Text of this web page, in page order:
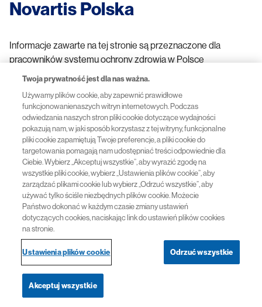
Novartis Polska
Informacje zawarte na tej stronie są przeznaczone dla
pracowników systemu ochrony zdrowia w Polsce
FA-11488641-1 07/2026
Przydatne linki
Polityka prywatności
Regulamin Serwisu
Twoja prywatność jest dla nas ważna.
Używamy plików cookie, aby zapewnić prawidłowe
funkcjonowanienaszych witryn internetowych. Podczas
odwiedzania naszych stron pliki cookie dotyczące wydajności
pokazują nam, w jaki sposób korzystasz z tej witryny, funkcjonalne
pliki cookie zapamiętują Twoje preferencje, a pliki cookie do
targetowania pomagają nam udostępniać treści odpowiednie dla
Ciebie. Wybierz „Akceptuj wszystkie”, aby wyrazić zgodę na
wszystkie pliki cookie, wybierz „Ustawienia plików cookie”, aby
zarządzać plikami cookie lub wybierz „Odrzuć wszystkie”, aby
używać tylko ściśle niezbędnych plików cookie. Możecie
Państwo dokonać w każdym czasie zmiany ustawień
dotyczących cookies, naciskając link do ustawień plików cookies
na stronie.
Ustawienia plików cookie Odrzuć wszystkie
Akceptuj wszystkie